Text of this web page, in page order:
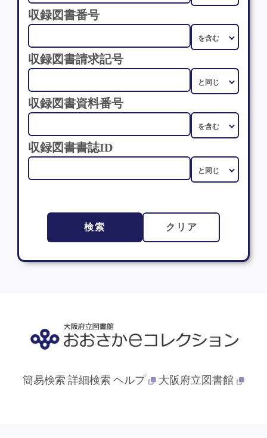
収録図書番号
収録図書請求記号
収録図書資料番号
収録図書書誌ID
検索 クリア
簡易検索 詳細検索 ヘルプ 大阪府立図書館